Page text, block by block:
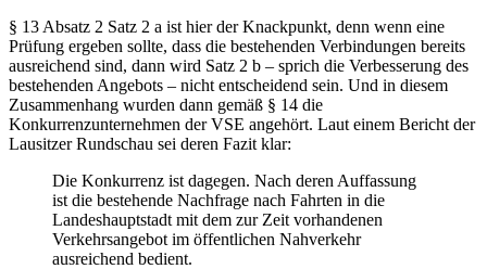
§ 13 Absatz 2 Satz 2 a ist hier der Knackpunkt, denn wenn eine
Prüfung ergeben sollte, dass die bestehenden Verbindungen bereits
ausreichend sind, dann wird Satz 2 b – sprich die Verbesserung des
bestehenden Angebots – nicht entscheidend sein. Und in diesem
Zusammenhang wurden dann gemäß § 14 die
Konkurrenzunternehmen der VSE angehört. Laut einem Bericht der
Lausitzer Rundschau sei deren Fazit klar:
Die Konkurrenz ist dagegen. Nach deren Auffassung
ist die bestehende Nachfrage nach Fahrten in die
Landeshauptstadt mit dem zur Zeit vorhandenen
Verkehrsangebot im öffentlichen Nahverkehr
ausreichend bedient.